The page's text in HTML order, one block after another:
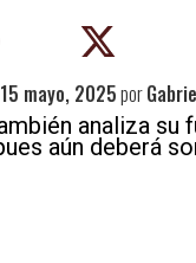
15 mayo, 2025por
analiza su
aún deberá